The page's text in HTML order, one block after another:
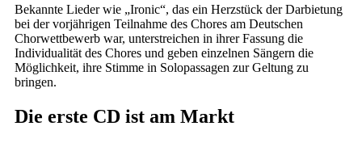
Bekannte Lieder wie „Ironic“, das ein Herzstück der Darbietung
bei der vorjährigen Teilnahme des Chores am Deutschen
Chorwettbewerb war, unterstreichen in ihrer Fassung die
Individualität des Chores und geben einzelnen Sängern die
Möglichkeit, ihre Stimme in Solopassagen zur Geltung zu
bringen.
Die erste CD ist am Markt